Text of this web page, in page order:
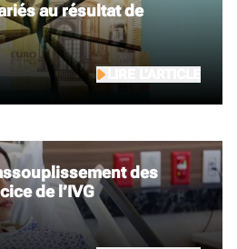
au résultat de
des
de l’IVG